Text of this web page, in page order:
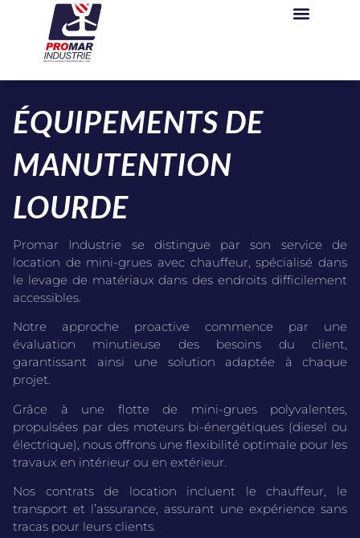
ÉQUIPEMENTS DE
MANUTENTION
LOURDE
Promar Industrie se distingue par son service de
location de mini-grues avec chauffeur, spécialisé dans
le levage de matériaux dans des endroits difficilement
accessibles.
Notre approche proactive commence par une
évaluation minutieuse des besoins du client,
garantissant ainsi une solution adaptée à chaque
projet.
Grâce à une flotte de mini-grues polyvalentes,
propulsées par des moteurs bi-énergétiques (diesel ou
électrique), nous offrons une flexibilité optimale pour les
travaux en intérieur ou en extérieur.
Nos contrats de location incluent le chauffeur, le
transport et l’assurance, assurant une expérience sans
tracas pour leurs clients.